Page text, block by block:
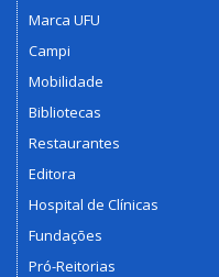
Marca UFU
Campi
Mobilidade
Bibliotecas
Restaurantes
Editora
Hospital de Clínicas
Fundações
Pró-Reitorias